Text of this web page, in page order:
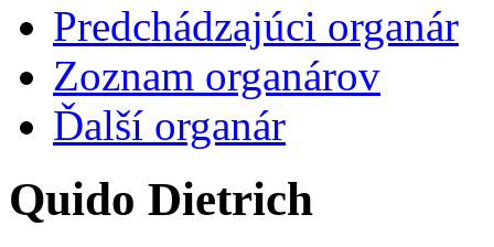
Predchádzajúci organár
Zoznam organárov
Ďalší organár
Quido Dietrich